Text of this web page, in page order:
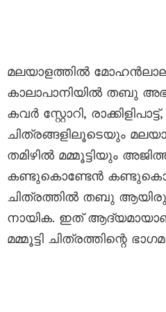
മലയാളത്തിൽ
കാലാപാനിയിൽ തബു
കവർ സ്റ്റോറി,
ചിത്രങ്ങളിലൂടെയും
തമിഴിൽ മമ്മൂട്ടിയും
കണ്ടുകൊണ്ടേൻ
ചിത്രത്തിൽ തബു
നായിക. ഇത്
മമ്മൂട്ടി ചിത്രത്തിന്റെ